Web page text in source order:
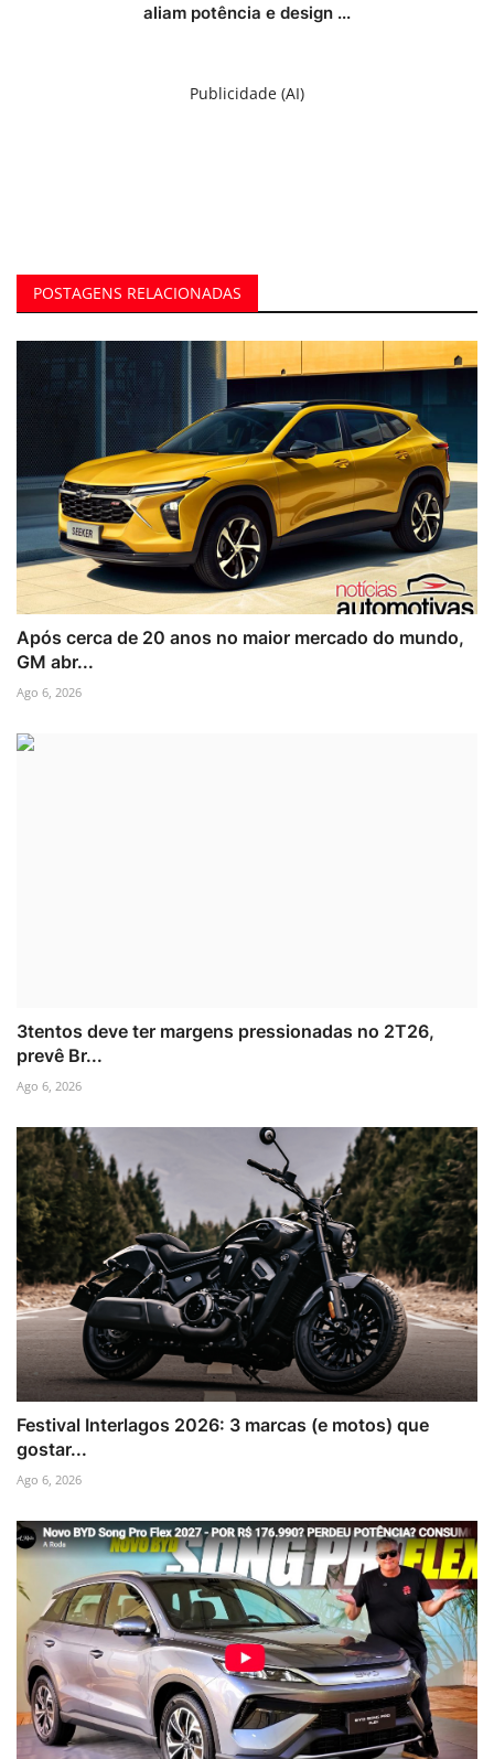
aliam potência e design ...
Publicidade (AI)
POSTAGENS RELACIONADAS
Após cerca de 20 anos no maior mercado do mundo,
GM abr...
Ago 6, 2026
3tentos deve ter margens pressionadas no 2T26,
prevê Br...
Ago 6, 2026
Festival Interlagos 2026: 3 marcas (e motos) que
gostar...
Ago 6, 2026